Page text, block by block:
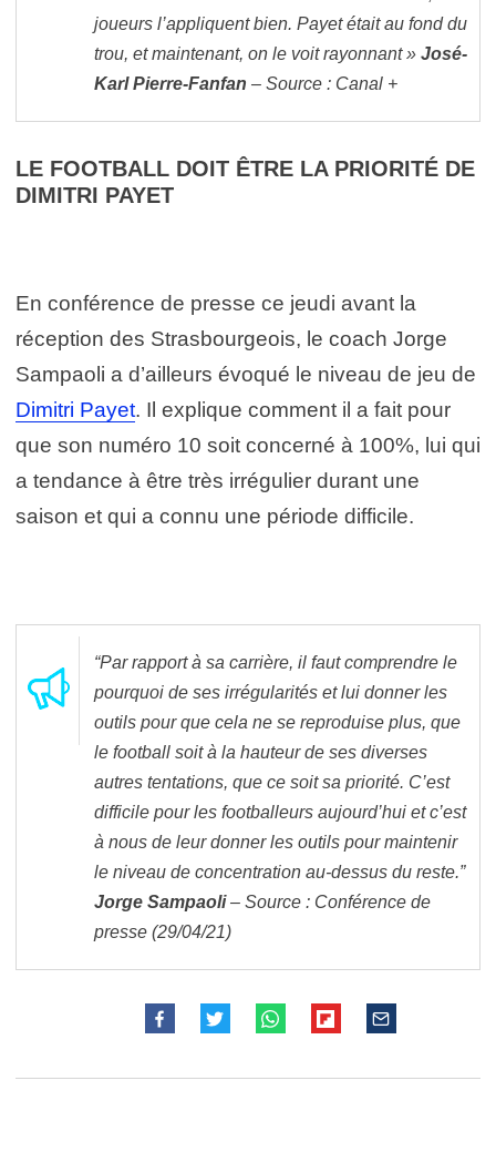
joueurs l’appliquent bien. Payet était au fond du
trou, et maintenant, on le voit rayonnant » José-
Karl Pierre-Fanfan – Source : Canal +
LE FOOTBALL DOIT ÊTRE LA PRIORITÉ DE
DIMITRI PAYET
En conférence de presse ce jeudi avant la
réception des Strasbourgeois, le coach Jorge
Sampaoli a d’ailleurs évoqué le niveau de jeu de
Dimitri Payet. Il explique comment il a fait pour
que son numéro 10 soit concerné à 100%, lui qui
a tendance à être très irrégulier durant une
saison et qui a connu une période difficile.
“Par rapport à sa carrière, il faut comprendre le
pourquoi de ses irrégularités et lui donner les
outils pour que cela ne se reproduise plus, que
le football soit à la hauteur de ses diverses
autres tentations, que ce soit sa priorité. C’est
difficile pour les footballeurs aujourd’hui et c’est
à nous de leur donner les outils pour maintenir
le niveau de concentration au-dessus du reste.”
Jorge Sampaoli– Source : Conférence de
presse (29/04/21)